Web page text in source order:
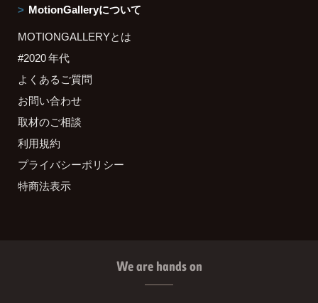
MotionGalleryについて
MOTIONGALLERYとは
#2020 年代
よくあるご質問
お問い合わせ
取材のご相談
利用規約
プライバシーポリシー
特商法表示
We are hands on